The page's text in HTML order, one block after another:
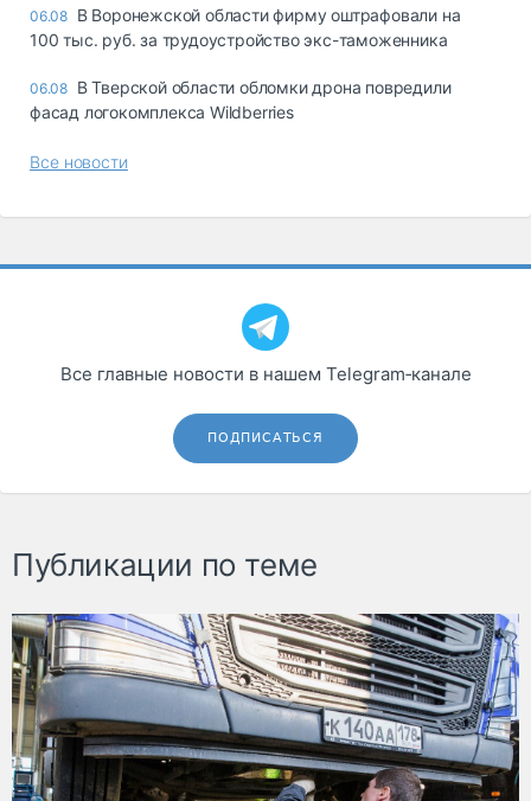
06.08 В Воронежской области фирму оштрафовали на
100 тыс. руб. за трудоустройство экс-таможенника
06.08 В Тверской области обломки дрона повредили
фасад логокомплекса Wildberries
Все новости
Все главные новости в нашем Telegram‑канале
ПОДПИСАТЬСЯ
Публикации по теме